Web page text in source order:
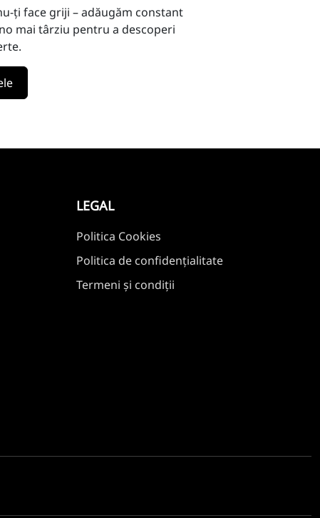
ți face griji – adăugăm constant
mai târziu pentru a descoperi
LEGAL
Politica Cookies
Politica de confidențialitate
Termeni și condiții